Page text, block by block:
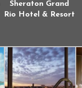
Sheraton Grand
Rio Hotel & Resort